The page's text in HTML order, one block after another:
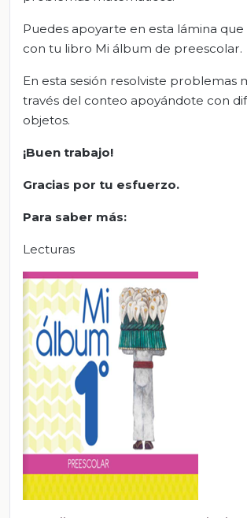
Puedes apoyarte en esta lámina que
con tu libro Mi álbum de preescolar.
En esta sesión resolviste problemas
través del conteo apoyándote con
objetos.
¡Buen trabajo!
Gracias por tu esfuerzo.
Para saber más:
Lecturas